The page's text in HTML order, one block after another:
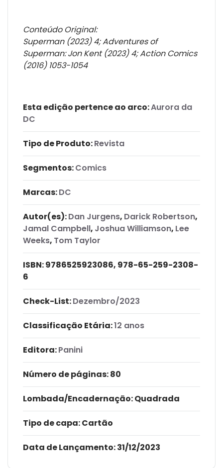
Conteúdo Original:
Superman (2023) 4; Adventures of
Superman: Jon Kent (2023) 4; Action Comics
(2016) 1053-1054
Esta edição pertence ao arco:Aurora da
DC
Tipo de Produto:Revista
Segmentos:Comics
Marcas:DC
Autor(es):Dan Jurgens, Darick Robertson,
Jamal Campbell, Joshua Williamson, Lee
Weeks, Tom Taylor
ISBN:9786525923086, 978-65-259-2308-
6
Check-List:Dezembro/2023
Classificação Etária:12 anos
Editora:Panini
Número de páginas: 80
Lombada/Encadernação: Quadrada
Tipo de capa:Cartão
Data de Lançamento:31/12/2023